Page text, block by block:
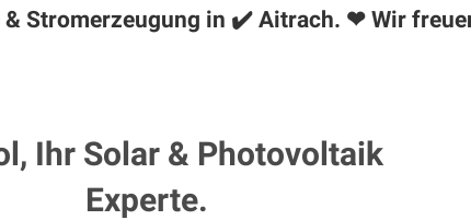
& Stromerzeugung in ✔️ Aitrach. ❤ Wir
Ihr Solar & Photovoltaik
Experte.